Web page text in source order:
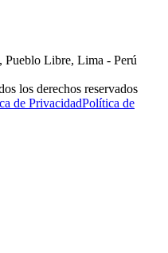
Pueblo Libre, Lima - Perú
los derechos reservados
de PrivacidadPolítica de